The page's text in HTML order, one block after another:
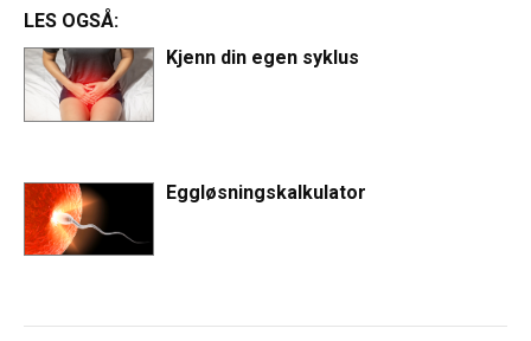
LES OGSÅ:
Kjenn din egen syklus
Eggløsningskalkulator